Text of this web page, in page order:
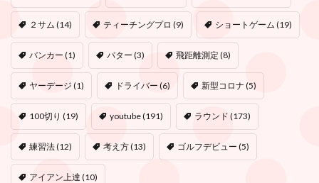
２サム (14) ティーチングプロ (9) ショートゲーム (19)
バンカー (1) パター (3) 飛距離測定 (8)
ヤーデージ (1) ドライバー (6) 新型コロナ (5)
100切り (19) youtube(191) ラウンド (173)
練習法(12) 考え方(13) ゴルフデビュー (5)
アイアン上達 (10)